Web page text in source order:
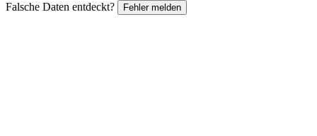
Falsche Daten entdeckt? Fehler melden